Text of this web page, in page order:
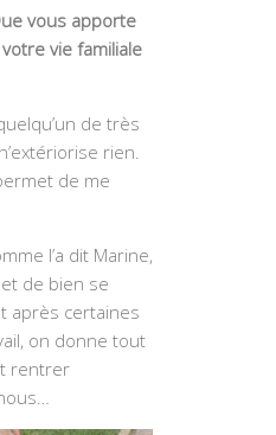
vous apporte
vie familiale
de très
rien.
de me
l’a dit Marine,
de bien se
après certaines
on donne tout
rentrer